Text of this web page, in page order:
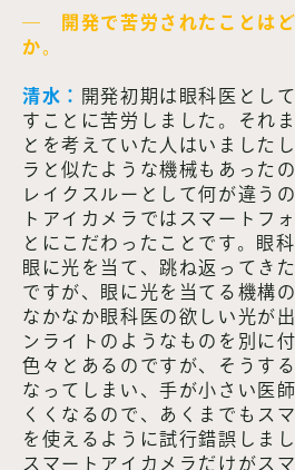
― 開発で苦労されたことはど
か。
清水：
開発初期は眼科医とし
すことに苦労しました。それ
とを考えていた人はいました
ラと似たような機械もあった
レイクスルーとして何が違う
トアイカメラではスマートフ
とにこだわったことです。眼
眼に光を当て、跳ね返ってき
ですが、眼に光を当てる機構
なかなか眼科医の欲しい光が
ンライトのようなものを別に
色々とあるのですが、そうす
なってしまい、手が小さい医
くくなるので、あくまでもス
を使えるように試行錯誤しま
スマートアイカメラだけがス